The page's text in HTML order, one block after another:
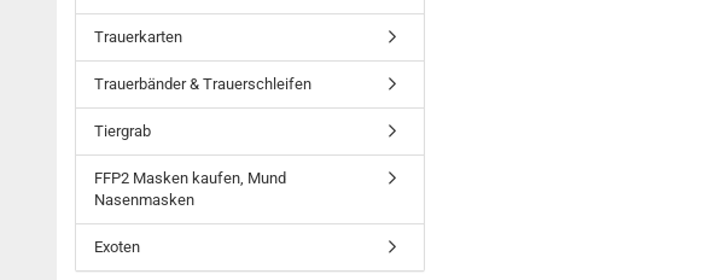
Trauerkarten
Trauerbänder & Trauerschleifen
Tiergrab
FFP2 Masken kaufen, Mund
Nasenmasken
Exoten